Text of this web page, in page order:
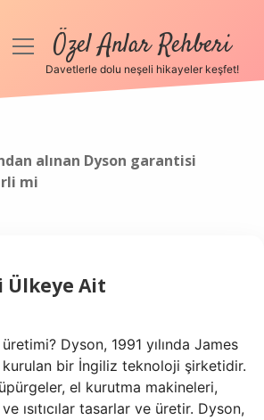
menüyüÖzel Anlar Rehberi
Davetlerle dolu neşeli hikayeler keşfet!
alınan Dyson garantisi
mi
Ülkeye Ait
Dyson, 1991 yılında James
kurulan bir İngiliz teknoloji şirketidir.
el kurutma makineleri,
ısıtıcılar tasarlar ve üretir. Dyson,